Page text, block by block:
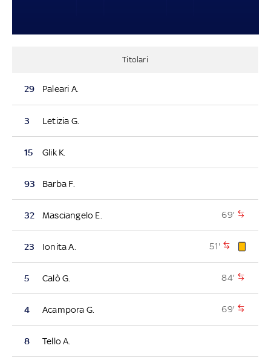
Titolari
29 Paleari A.
3 Letizia G.
15 Glik K.
93 Barba F.
32 Masciangelo E. 69'
23 Ionita A. 51'
5 Calò G. 84'
4 Acampora G. 69'
8 Tello A.